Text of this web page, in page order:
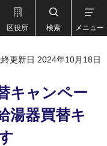
区役所 検索 メニュー
更新日 2024年10月18日
キャンペー
湯器買替キ